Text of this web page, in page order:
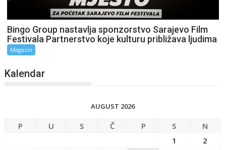
Bingo Group nastavlja sponzorstvo Sarajevo Film
Festivala Partnerstvo koje kulturu približava ljudima
Magazin
Kalendar
AUGUST 2026
P U S Č P S
N
1
2